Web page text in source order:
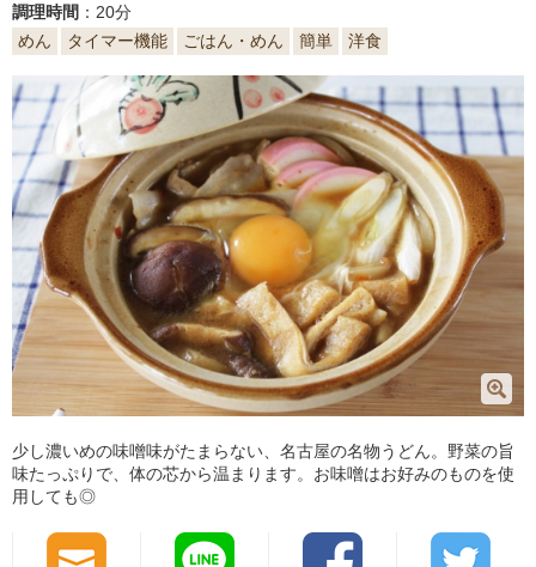
調理時間 ：20分
めん
タイマー機能 ごはん・めん 簡単 洋食
少し濃いめの味噌味がたまらない、名古屋の名物うどん。野菜の旨
味たっぷりで、体の芯から温まります。お味噌はお好みのものを使
用しても◎